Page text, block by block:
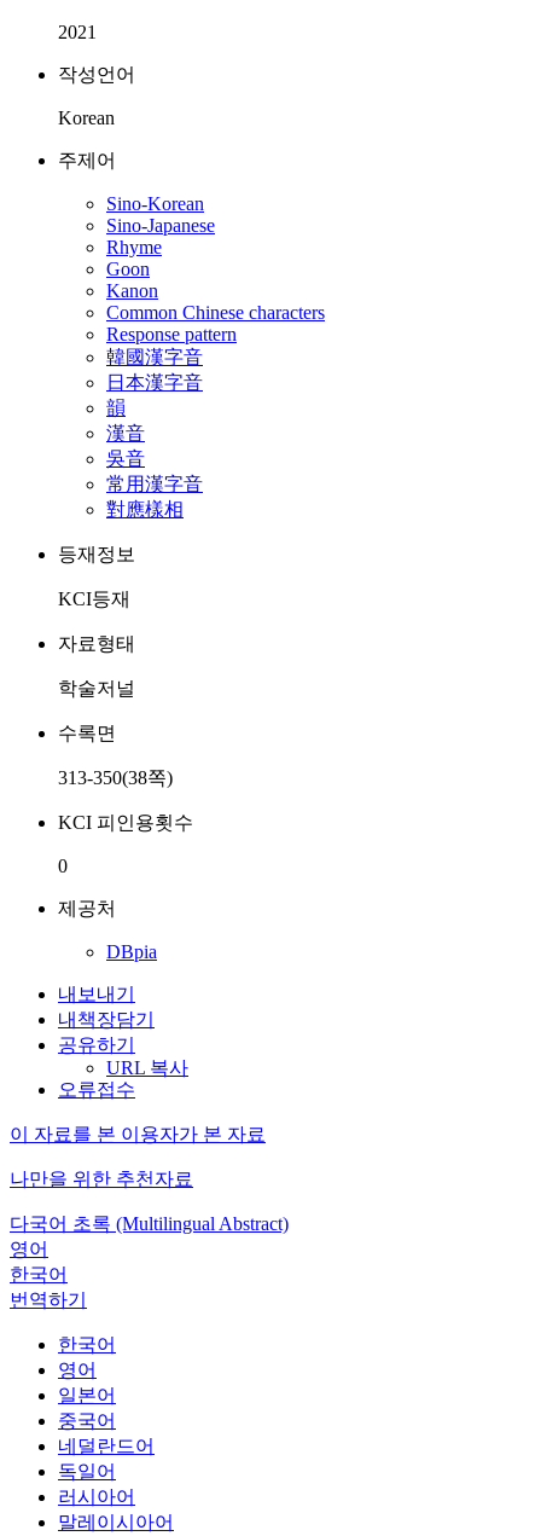
2021
작성언어
Korean
주제어
Sino-Korean
Sino-Japanese
Rhyme
Goon
Kanon
Common Chinese characters
Response pattern
韓國漢字音
日本漢字音
韻
漢音
吳音
常用漢字音
對應樣相
등재정보
KCI등재
자료형태
학술저널
수록면
313-350(38쪽)
KCI 피인용횟수
0
제공처
DBpia
내보내기
내책장담기
공유하기
URL 복사
오류접수
이 자료를 본 이용자가 본 자료
나만을 위한 추천자료
다국어 초록 (Multilingual Abstract)
영어
한국어
번역하기
한국어
영어
일본어
중국어
네덜란드어
독일어
러시아어
말레이시아어